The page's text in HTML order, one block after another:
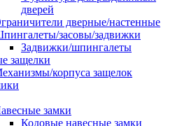
дверей
дверные/настенные
засовы/задвижки
Задвижки/шпингалеты
защелки
корпуса защелок
замки
Кодовые навесные замки